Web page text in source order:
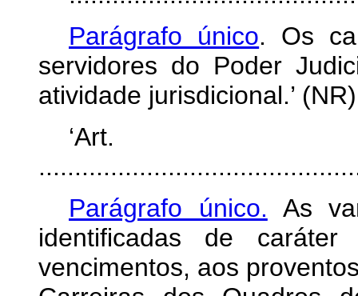
Parágrafo único. Os
servidores do Poder
atividade jurisdicional.’ (NR)
Parágrafo único. As
identificadas de caráter
vencimentos, aos